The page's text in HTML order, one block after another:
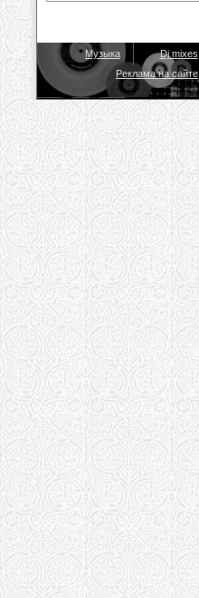
Музыка Dj mixes
Реклама на сайте